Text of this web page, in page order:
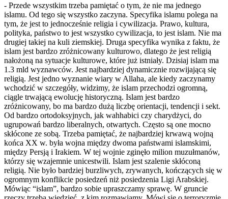
- Przede wszystkim trzeba pamiętać o tym, że nie ma jednego
islamu. Od tego się wszystko zaczyna. Specyfika islamu polega na
tym, że jest to jednocześnie religia i cywilizacja. Prawo, kultura,
polityka, państwo to jest wszystko cywilizacja, to jest islam. Nie ma
drugiej takiej na kuli ziemskiej. Druga specyfika wynika z faktu, że
islam jest bardzo zróżnicowany kulturowo, dlatego że jest religią
nałożoną na sytuacje kulturowe, które już istniały. Dzisiaj islam ma
1.3 mld wyznawców. Jest najbardziej dynamicznie rozwijającą się
religią. Jest jedno wyznanie wiary w Allaha, ale kiedy zaczynamy
wchodzić w szczegóły, widzimy, że islam przechodzi ogromną,
ciągle trwającą ewolucję historyczną. Islam jest bardzo
zróżnicowany, bo ma bardzo dużą liczbę orientacji, tendencji i sekt.
Od bardzo ortodoksyjnych, jak wahhabici czy charydżyci, do
ugrupowań bardzo liberalnych, otwartych. Często są one mocno
skłócone ze sobą. Trzeba pamiętać, że najbardziej krwawą wojną
końca XX w. była wojna między dwoma państwami islamskimi,
między Persją i Irakiem. W tej wojnie zginęło milion muzułmanów,
którzy się wzajemnie unicestwili. Islam jest szalenie skłóconą
religią. Nie było bardziej burzliwych, zrywanych, kończących się w
ogromnym konflikcie posiedzeń niż posiedzenia Ligi Arabskiej.
Mówiąc “islam”, bardzo sobie upraszczamy sprawę. W gruncie